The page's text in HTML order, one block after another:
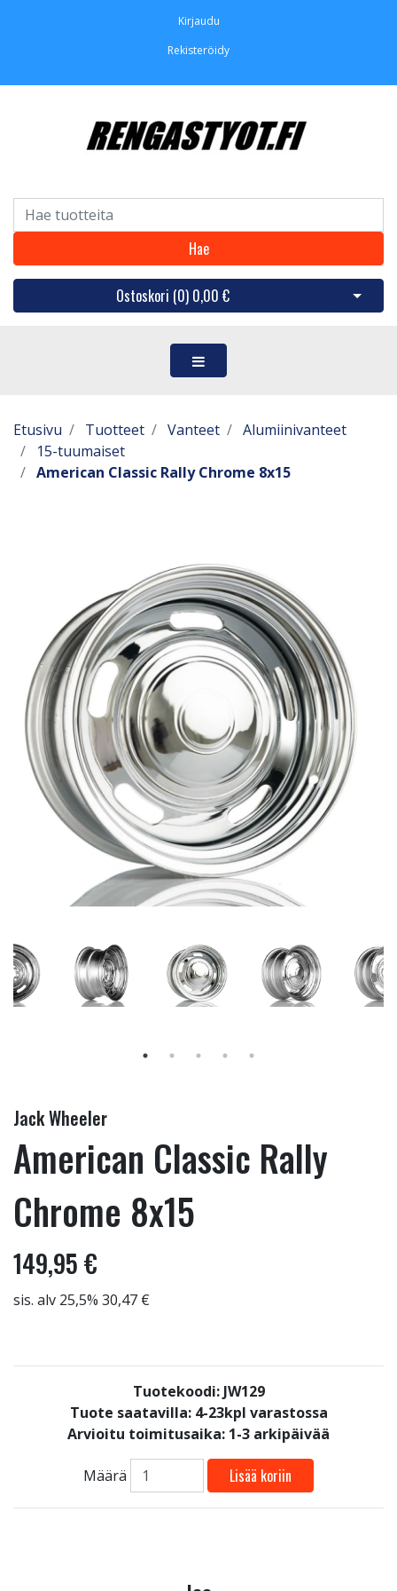
Kirjaudu
Rekisteröidy
Hae
Ostoskori (0) 0,00 € Avaa
Etusivu Tuotteet Vanteet
Alumiinivanteet
15-tuumaiset
American Classic Rally Chrome 8x15
Jack Wheeler
American Classic Rally
Chrome 8x15
149,95 €
sis. alv 25,5% 30,47 €
Tuotekoodi: JW129
Tuote saatavilla: 4-23kpl varastossa
Arvioitu toimitusaika: 1-3 arkipäivää
Määrä Lisää koriin